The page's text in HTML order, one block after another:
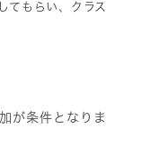
てもらい、クラス
が条件となりま